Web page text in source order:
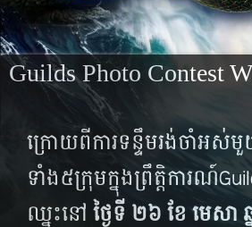
Guilds Photo Contest
ក្រោយពីការទន្ទឹមរង់ចាំអ
ទាំង៥ក្រុមក្នុងព្រឹត្តិការណ៍
ឈ្នះនៅ ថ្ងៃទី ២៦ ខែ មេសា